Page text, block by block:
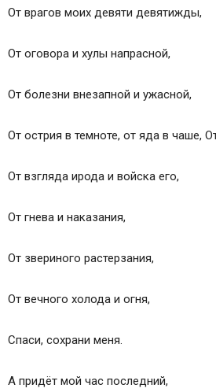
От врагов моих девяти девятижды,
От оговора и хулы напрасной,
От болезни внезапной и ужасной,
От острия в темноте, от яда в чаше,
От взгляда ирода и войска его,
От гнева и наказания,
От звериного растерзания,
От вечного холода и огня,
Спаси, сохрани меня.
А придёт мой час последний,